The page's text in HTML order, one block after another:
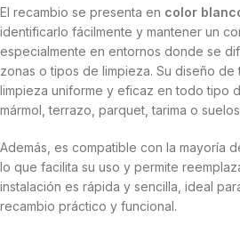
El recambio se presenta en color
identificarlo fácilmente y mantener un
especialmente en entornos donde se
zonas o tipos de limpieza. Su diseño de
limpieza uniforme y eficaz en todo tipo
mármol, terrazo, parquet, tarima o
Además, es compatible con la mayoría
lo que facilita su uso y permite
instalación es rápida y sencilla, ideal
recambio práctico y funcional.